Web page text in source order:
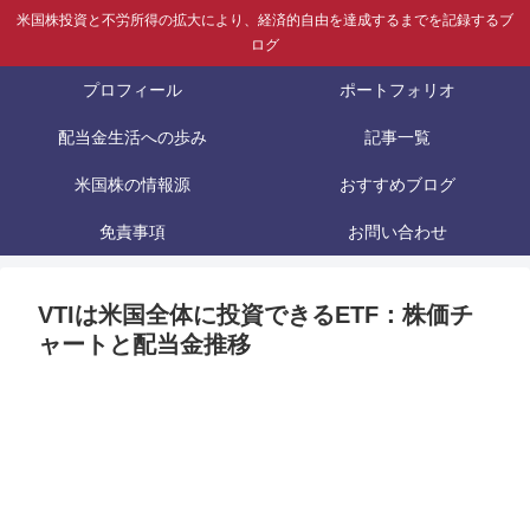
米国株投資と不労所得の拡大により、経済的自由を達成するまでを記録するブ
ログ
プロフィール ポートフォリオ
配当金生活への歩み 記事一覧
米国株の情報源 おすすめブログ
免責事項 お問い合わせ
VTIは米国全体に投資できるETF：株価チ
ャートと配当金推移